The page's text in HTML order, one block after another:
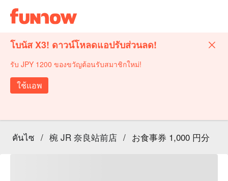
โบนัส X3! ดาวน์โหลดแอปรับส่วนลด!
รับ JPY 1200 ของขวัญต้อนรับสมาชิกใหม่!
ใช้แอพ
คันไซ / 椀 JR 奈良站前店 / お食事券 1,000 円分